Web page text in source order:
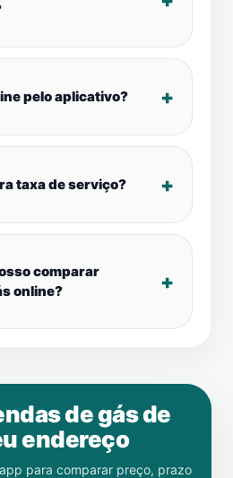
pelo aplicativo?
taxa de serviço?
comparar
online?
de gás de
endereço
para comparar preço, prazo